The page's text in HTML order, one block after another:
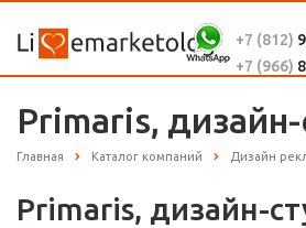
+7 (812)
+7 (966)
Primaris,
Главная Каталог компаний Дизайн
Primaris, дизайн-